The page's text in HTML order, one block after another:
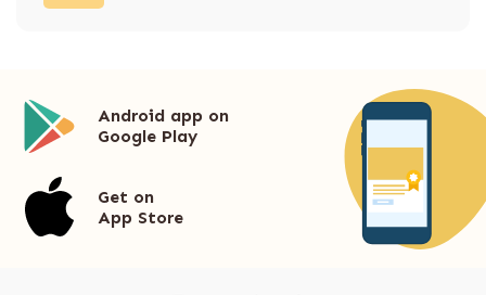
Android app on
Google Play
Get on
App Store